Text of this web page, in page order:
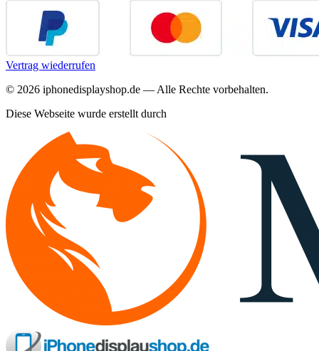
Vertrag wiederrufen
© 2026 iphonedisplayshop.de — Alle Rechte vorbehalten.
Diese Webseite wurde erstellt durch